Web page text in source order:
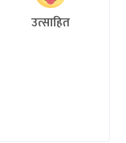
उत्साहित